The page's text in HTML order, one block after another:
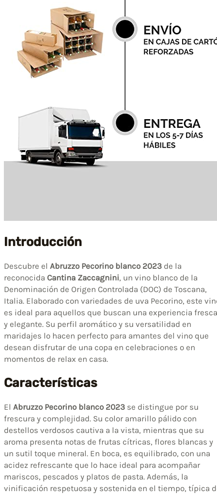
Introducción
Descubre el Abruzzo Pecorino blanco 2023 de la
reconocida Cantina Zaccagnini, un vino blanco de la
Denominación de Origen Controlada (DOC) de Toscana,
Italia. Elaborado con variedades de uva Pecorino, este
es ideal para aquellos que buscan una experiencia fresca
y elegante. Su perfil aromático y su versatilidad en
maridajes lo hacen perfecto para amantes del vino que
desean disfrutar de una copa en celebraciones o en
momentos de relax en casa.
Características
El Abruzzo Pecorino blanco 2023 se distingue por su
frescura y complejidad. Su color amarillo pálido con
destellos verdosos cautiva a la vista, mientras que su
aroma presenta notas de frutas cítricas, flores blancas y
un sutil toque mineral. En boca, es equilibrado, con una
acidez refrescante que lo hace ideal para acompañar
mariscos, pescados y platos de pasta. Además, la
vinificación respetuosa y sostenida en el tiempo, típica